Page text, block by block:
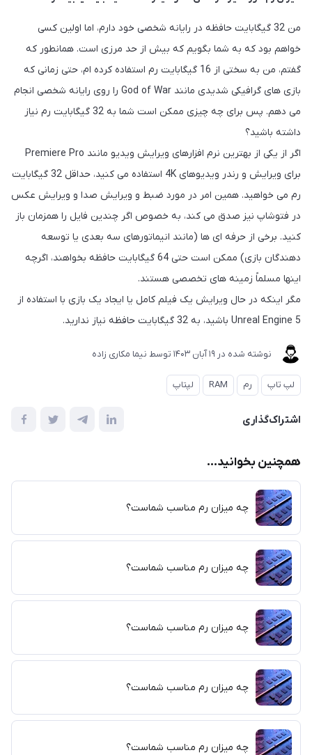
من 32 گیگابایت حافظه در رایانه شخصی خود دارم، اما اولین کسی
خواهم بود که به شما بگویم که بیش از حد مرزی است. همانطور که
گفتم، من به سختی از 16 گیگابایت رم استفاده کرده ام، حتی زمانی که
بازی های گرافیکی شدیدی مانند God of War را روی رایانه شخصی انجام
می دهم. پس برای چه چیزی ممکن است شما به 32 گیگابایت رم نیاز
داشته باشید؟
اگر از یکی از بهترین نرم افزارهای ویرایش ویدیو مانند Premiere Pro
برای ویرایش و رندر ویدیوهای 4K استفاده می کنید، حداقل 32 گیگابایت
رم می خواهید. همین امر در مورد ضبط و ویرایش صدا و ویرایش عکس
در فتوشاپ نیز صدق می کند، به خصوص اگر چندین فایل را همزمان باز
کنید. برخی از حرفه ای ها (مانند انیماتورهای سه بعدی یا توسعه
دهندگان بازی) ممکن است حتی 64 گیگابایت حافظه بخواهند، اگرچه
اینها مسلماً زمینه های تخصصی هستند.
مگر اینکه در حال ویرایش یک فیلم کامل یا ایجاد یک بازی با استفاده از
Unreal Engine 5 باشید، به 32 گیگابایت حافظه نیاز ندارید.
نوشته شده در 19 آبان 1403 توسط نیما مکاری زاده
لپ تاپ رم RAM لپتاپ
اشتراک‌گذاری
همچنین بخوانید...
چه میزان رم مناسب شماست؟
چه میزان رم مناسب شماست؟
چه میزان رم مناسب شماست؟
چه میزان رم مناسب شماست؟
چه میزان رم مناسب شماست؟